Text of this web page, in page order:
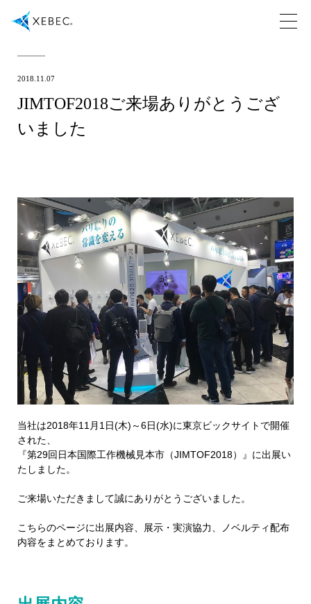
2018.11.07
JIMTOF2018ご来場ありがとうござ
いました
当社は2018年11月1日(木)～6日(水)に東京ビックサイトで開催
された、
『第29回日本国際工作機械見本市（JIMTOF2018）』に出展い
たしました。
ご来場いただきまして誠にありがとうございました。
こちらのページに出展内容、展示・実演協力、ノベルティ配布
内容をまとめております。